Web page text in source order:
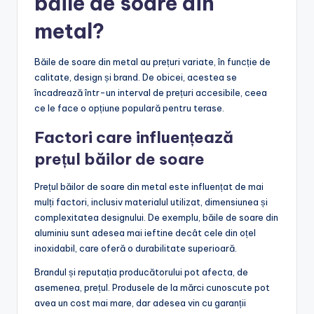
metal?
Băile de soare din metal au prețuri variate, în funcție de
calitate, design și brand. De obicei, acestea se
încadrează într-un interval de prețuri accesibile, ceea
ce le face o opțiune populară pentru terase.
Factori care influențează
prețul băilor de soare
Prețul băilor de soare din metal este influențat de mai
mulți factori, inclusiv materialul utilizat, dimensiunea și
complexitatea designului. De exemplu, băile de soare din
aluminiu sunt adesea mai ieftine decât cele din oțel
inoxidabil, care oferă o durabilitate superioară.
Brandul și reputația producătorului pot afecta, de
asemenea, prețul. Produsele de la mărci cunoscute pot
avea un cost mai mare, dar adesea vin cu garanții